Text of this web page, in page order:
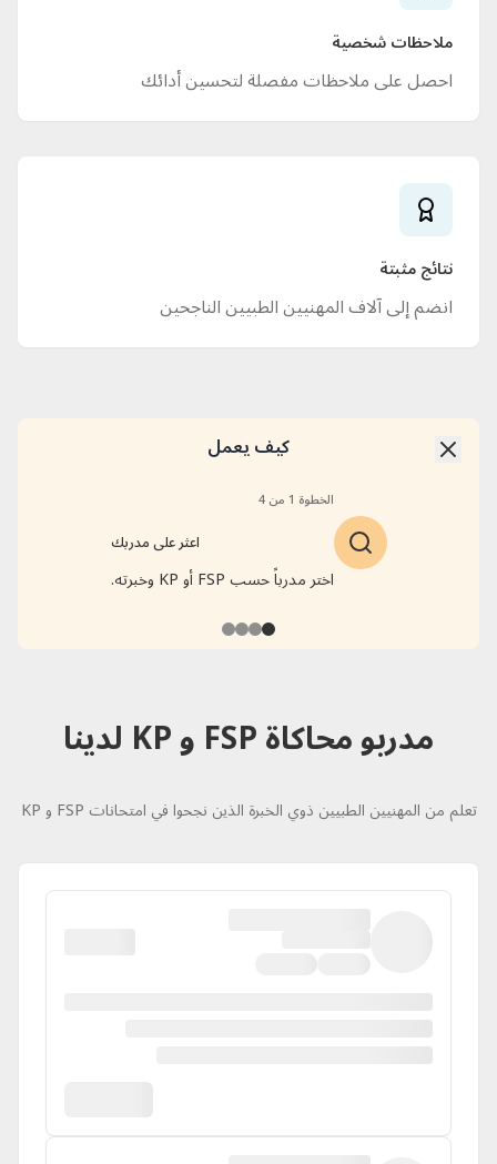
ملاحظات شخصية
احصل على ملاحظات مفصلة لتحسين أدائك
نتائج مثبتة
انضم إلى آلاف المهنيين الطبيين الناجحين
كيف يعمل
الخطوة 1 من 4
اعثر على مدربك
اختر مدرباً حسب FSP أو KP وخبرته.
مدربو محاكاة FSP و KP لدينا
تعلم من المهنيين الطبيين ذوي الخبرة الذين نجحوا في امتحانات FSP و KP